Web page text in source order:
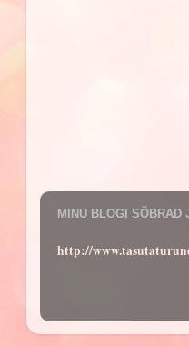
MINU BLOGI SÕBRAD
http://